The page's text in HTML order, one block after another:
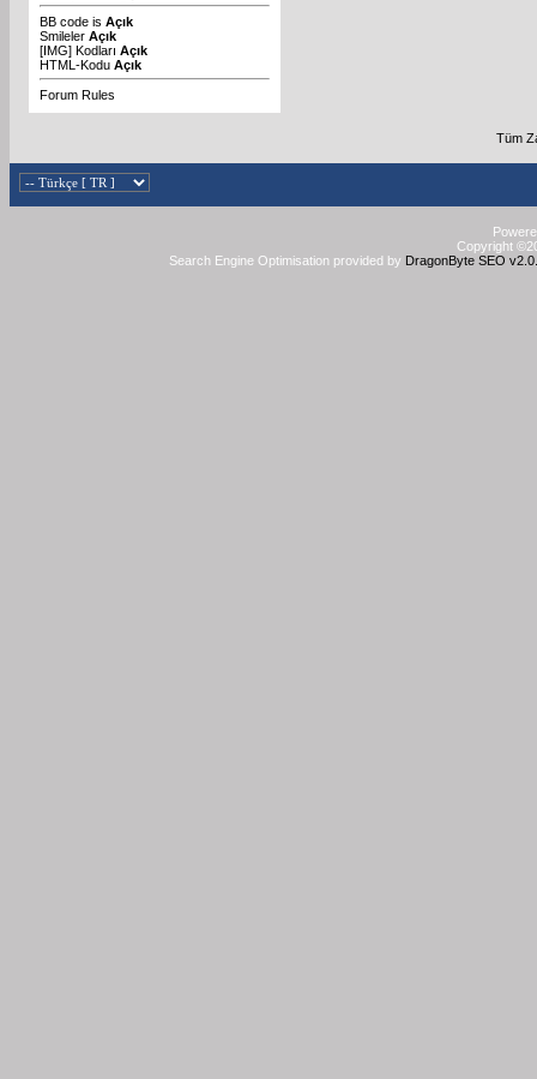
BB code is Açık
Smileler Açık
[IMG] Kodları Açık
HTML-Kodu Açık
Forum Rules
Tüm
Copyright
Search Engine Optimisation provided by DragonByte SEO